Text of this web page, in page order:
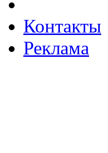
Контакты
Реклама